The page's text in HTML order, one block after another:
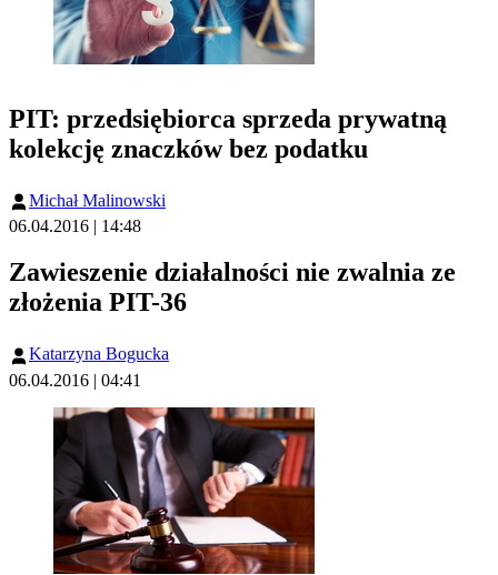
PIT: przedsiębiorca sprzeda prywatną
kolekcję znaczków bez podatku
Michał Malinowski
06.04.2016 | 14:48
Zawieszenie działalności nie zwalnia ze
złożenia PIT-36
Katarzyna Bogucka
06.04.2016 | 04:41